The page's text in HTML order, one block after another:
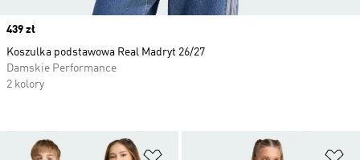
Dodaj do listy życzeń
Price
439 zł
Koszulka podstawowa Real Madryt 26/27
Damskie Performance
2 kolory